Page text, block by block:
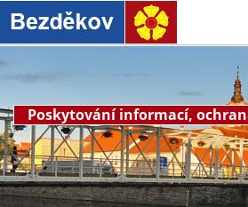
Poskytování informací,